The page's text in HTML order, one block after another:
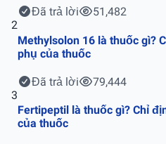
Đã trả lời
51,482
2
Methylsolon 16 là thuốc gì?
phụ của thuốc
Đã trả lời
79,444
3
Fertipeptil là thuốc gì? Chỉ
của thuốc